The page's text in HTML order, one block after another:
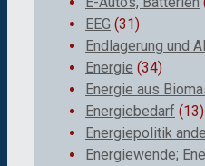
EEG (31)
Endlagerung und
Energie (34)
Energie aus
Energiebedarf (13)
Energiepolitik
Energiewende;